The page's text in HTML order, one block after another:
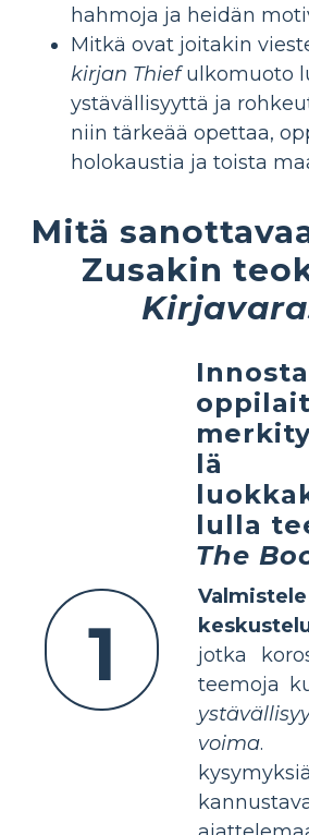
hahmoja ja heidän
Mitkä ovat joitakin
kirjan Thiefulkomuoto
ystävällisyyttä ja
niin tärkeää opettaa,
holokaustia ja toista
Mitä
Zusakin
1
Innosta
lä
lulla
The
Valmistele
jotka
teemoja
voima.